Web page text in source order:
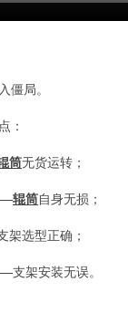
僵局。
：
筒无货运转；
辊筒自身无损；
选型正确；
架安装无误。